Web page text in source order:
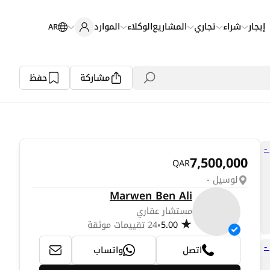
إيجار شراء تجاري المشاريعالوكلاء الموارد AR
مشاركة حفظ
7,500,000
QAR
لوسيل -
Marwen Ben Ali
مستشار عقاري
5.00
•24 تقييمات موثقة
اتصل
واتساب